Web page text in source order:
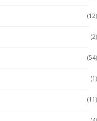
(12)
(2)
(54)
(1)
(11)